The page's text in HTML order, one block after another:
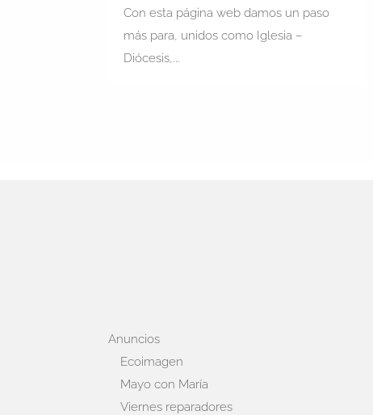
Con esta página web damos un paso
más para, unidos como Iglesia –
Diócesis,...
Anuncios
Ecoimagen
Mayo con María
Viernes reparadores